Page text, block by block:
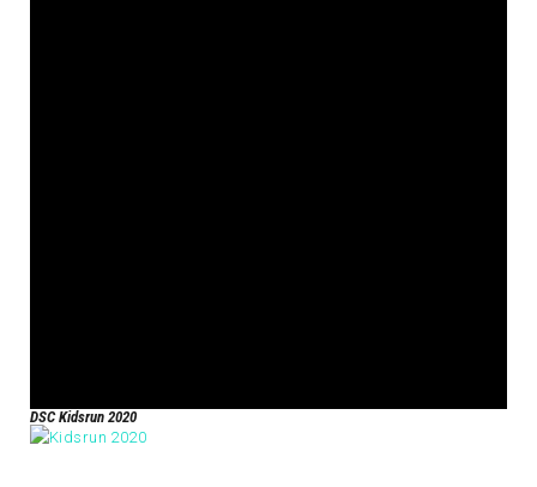
DSC Kidsrun 2020